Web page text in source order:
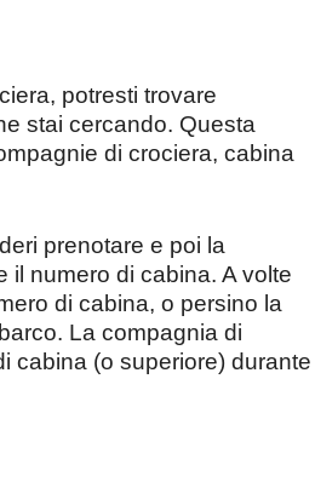
potresti trovare
stai cercando. Questa
di crociera, cabina
prenotare e poi la
numero di cabina. A volte
di cabina, o persino la
La compagnia di
cabina (o superiore) durante